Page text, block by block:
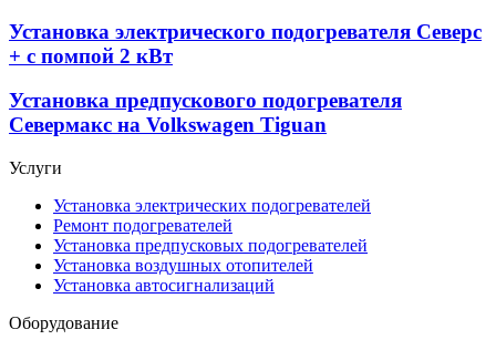
Установка электрического подогревателя Северс
+ с помпой 2 кВт
Установка предпускового подогревателя
Севермакс на Volkswagen Tiguan
Услуги
Установка электрических подогревателей
Ремонт подогревателей
Установка предпусковых подогревателей
Установка воздушных отопителей
Установка автосигнализаций
Оборудование